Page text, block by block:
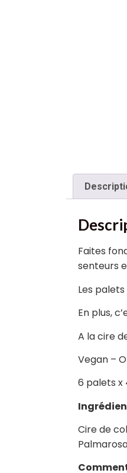
Faites
senteurs
Les
En plus,
A la cire
Vegan –
6 palets x
Cire de